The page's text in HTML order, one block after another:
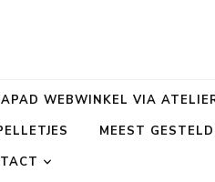
WEBWINKEL VIA
MEEST